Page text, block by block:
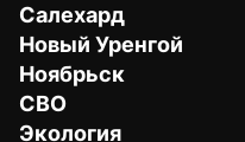
Салехард
Новый Уренгой
Ноябрьск
СВО
Экология